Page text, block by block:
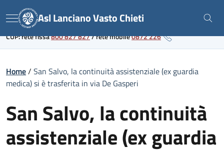
to
content
Link al portale sanitario regionale
Menu Asl Lanciano Vasto Chieti
CUP: rete fissa800 827 827/rete mobile0872 226
Home/ San Salvo, la continuità assistenziale (ex guardia
medica) si è trasferita in via De Gasperi
San Salvo, la continuità
assistenziale (ex guardia